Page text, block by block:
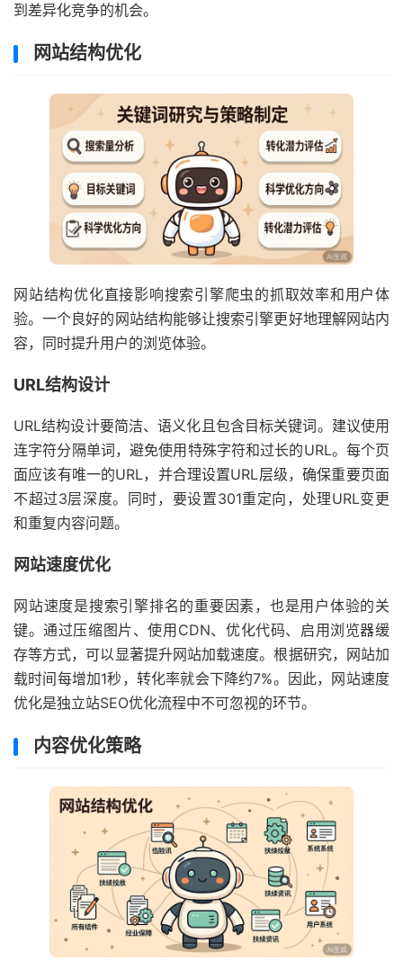
到差异化竞争的机会。
网站结构优化
网站结构优化直接影响搜索引擎爬虫的抓取效率和用户体
验。一个良好的网站结构能够让搜索引擎更好地理解网站内
容，同时提升用户的浏览体验。
URL结构设计
URL结构设计要简洁、语义化且包含目标关键词。建议使用
连字符分隔单词，避免使用特殊字符和过长的URL。每个页
面应该有唯一的URL，并合理设置URL层级，确保重要页面
不超过3层深度。同时，要设置301重定向，处理URL变更
和重复内容问题。
网站速度优化
网站速度是搜索引擎排名的重要因素，也是用户体验的关
键。通过压缩图片、使用CDN、优化代码、启用浏览器缓
存等方式，可以显著提升网站加载速度。根据研究，网站加
载时间每增加1秒，转化率就会下降约7%。因此，网站速度
优化是独立站SEO优化流程中不可忽视的环节。
内容优化策略